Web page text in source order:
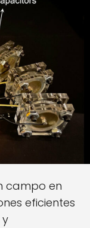
campo en
eficientes